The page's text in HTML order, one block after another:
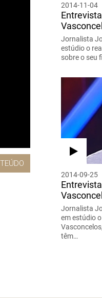
2014-11-04
Jornalista
estúdio o
sobre o seu
2014-09-25
Jornalista
em estúdio
têm…